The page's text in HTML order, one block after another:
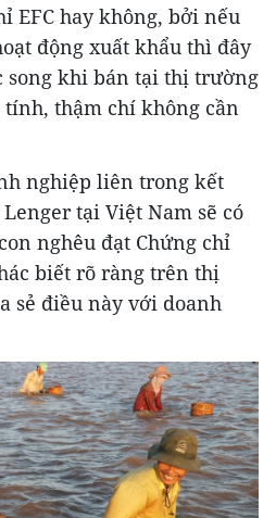
EFC hay không, bởi nếu
động xuất khẩu thì đây
song khi bán tại thị trường
thậm chí không cần
nghiệp liên trong kết
tại Việt Nam sẽ có
nghêu đạt Chứng chỉ
biết rõ ràng trên thị
sẻ điều này với doanh